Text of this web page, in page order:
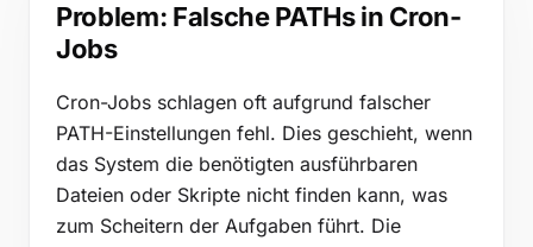
Kostenlos testen
Problem: Falsche PATHs in Cron-
Jobs
Cron-Jobs schlagen oft aufgrund falscher
PATH-Einstellungen fehl. Dies geschieht, wenn
das System die benötigten ausführbaren
Dateien oder Skripte nicht finden kann, was
zum Scheitern der Aufgaben führt. Die